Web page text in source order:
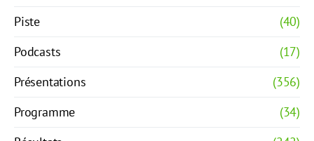
Piste
(40)
Podcasts
(17)
Présentations
(356)
Programme
(34)